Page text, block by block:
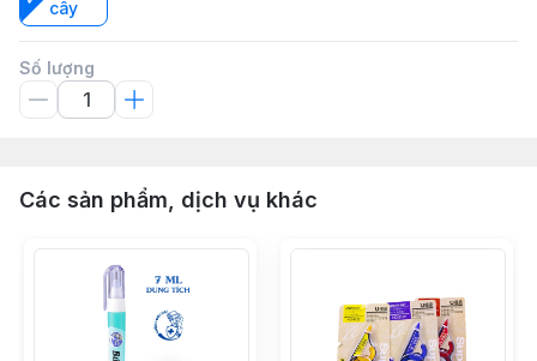
cây
Số lượng
Các sản phẩm, dịch vụ khác